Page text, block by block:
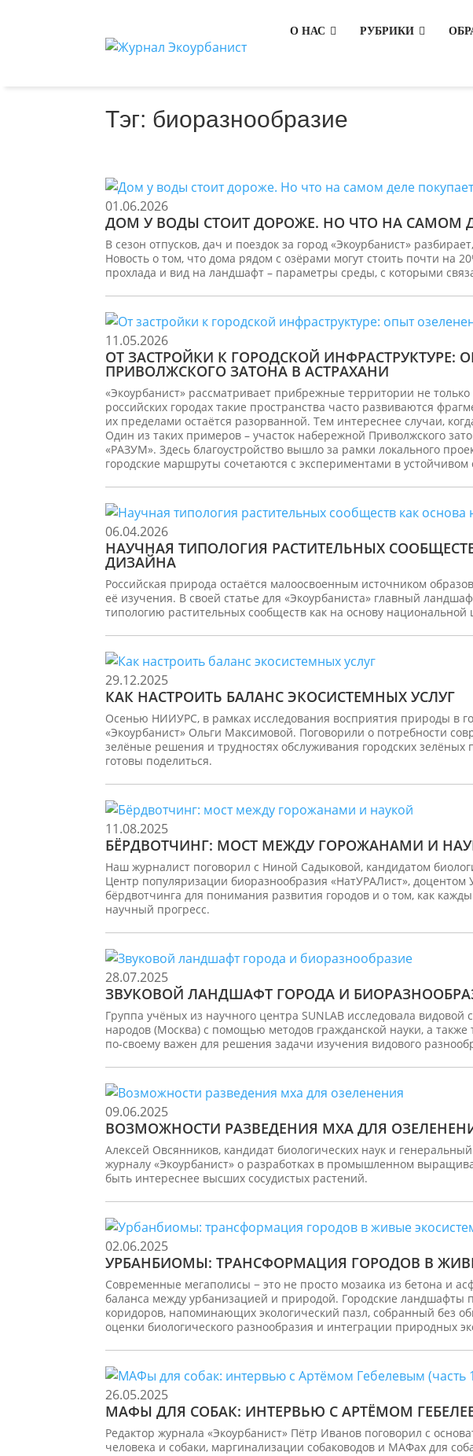
О НАС РУБРИКИ
Тэг: биоразнообразие
01.06.2026
ДОМ У ВОДЫ СТОИТ ДОРОЖЕ. НО ЧТО НА САМОМ
В сезон отпусков, дач и поездок за город «Экоурбанист»
Новость о том, что дома рядом с озёрами могут стоить почти на
прохлада и вид на ландшафт – параметры среды, с которыми
11.05.2026
ОТ ЗАСТРОЙКИ К ГОРОДСКОЙ ИНФРАСТРУКТУРЕ:
ПРИВОЛЖСКОГО ЗАТОНА В АСТРАХАНИ
«Экоурбанист» рассматривает прибрежные территории не
российских городах такие пространства часто развиваются
их пределами остаётся разорванной. Тем интереснее случаи,
Один из таких примеров – участок набережной Приволжского
«РАЗУМ». Здесь благоустройство вышло за рамки локального
городские маршруты сочетаются с экспериментами в
06.04.2026
НАУЧНАЯ ТИПОЛОГИЯ РАСТИТЕЛЬНЫХ
ДИЗАЙНА
Российская природа остаётся малоосвоенным источником
её изучения. В своей статье для «Экоурбаниста» главный
типологию растительных сообществ как на основу
29.12.2025
КАК НАСТРОИТЬ БАЛАНС ЭКОСИСТЕМНЫХ УСЛУГ
Осенью НИИУРС, в рамках исследования восприятия природы в
«Экоурбанист» Ольги Максимовой. Поговорили о потребности
зелёные решения и трудностях обслуживания городских
готовы поделиться.
11.08.2025
БЁРДВОТЧИНГ: МОСТ МЕЖДУ ГОРОЖАНАМИ И
Наш журналист поговорил с Ниной Садыковой, кандидатом
Центр популяризации биоразнообразия «НатУРАЛист»,
бёрдвотчинга для понимания развития городов и о том, как
научный прогресс.
28.07.2025
ЗВУКОВОЙ ЛАНДШАФТ ГОРОДА И
Группа учёных из научного центра SUNLAB исследовала
народов (Москва) с помощью методов гражданской науки, а также
по-своему важен для решения задачи изучения видового
09.06.2025
ВОЗМОЖНОСТИ РАЗВЕДЕНИЯ МХА ДЛЯ
Алексей Овсянников, кандидат биологических наук и
журналу «Экоурбанист» о разработках в промышленном
быть интереснее высших сосудистых растений.
02.06.2025
УРБАНБИОМЫ: ТРАНСФОРМАЦИЯ ГОРОДОВ В
Современные мегаполисы − это не просто мозаика из бетона и
баланса между урбанизацией и природой. Городские ландшафты
коридоров, напоминающих экологический пазл, собранный без
оценки биологического разнообразия и интеграции природных
26.05.2025
МАФЫ ДЛЯ СОБАК: ИНТЕРВЬЮ С АРТЁМОМ
Редактор журнала «Экоурбанист» Пётр Иванов поговорил с
человека и собаки, маргинализации собаководов и МАФах для